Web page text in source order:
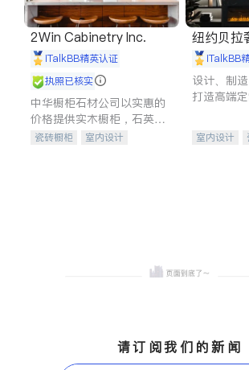
2Win Cabinetry Inc.
iTalkBB精英认证
执照已核实
中华橱柜石材公司以实惠的
价格提供实木橱柜，石英石
台面，多种优质不锈钢水
瓷砖橱柜
室内设计
纽约贝拉奢
A LUXE
iTalkBB
设计、制
打造高端
室内设计
请订阅我们的新闻